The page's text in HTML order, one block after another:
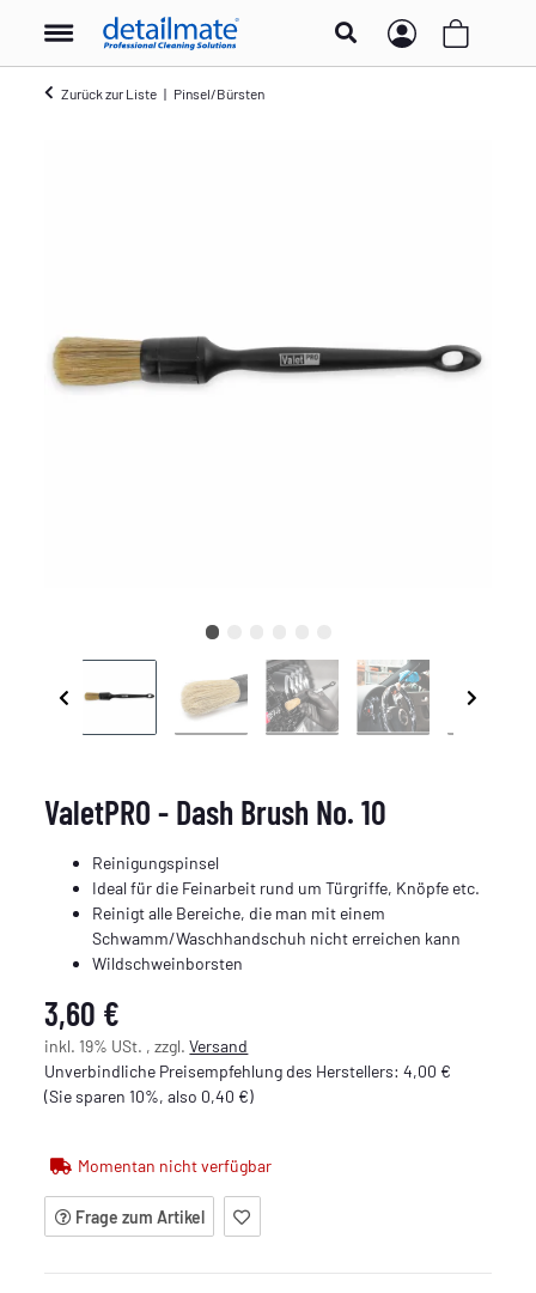
Zurück zur Liste Pinsel/Bürsten
ValetPRO - Dash Brush No. 10
Reinigungspinsel
Ideal für die Feinarbeit rund um Türgriffe, Knöpfe etc.
Reinigt alle Bereiche, die man mit einem
Schwamm/Waschhandschuh nicht erreichen kann
Wildschweinborsten
3,60 €
inkl. 19% USt. , zzgl.Versand
Unverbindliche Preisempfehlung des Herstellers:4,00 €
(Sie sparen10%, also 0,40 €)
Momentan nicht verfügbar
Frage zum Artikel